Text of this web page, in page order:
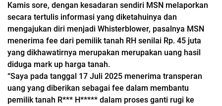
Kamis sore, dengan kesadaran sendiri MSN melaporkan
secara tertulis informasi yang diketahuinya dan
mengajukan diri menjadi Whisterblower, pasalnya MSN
menerima fee dari pemilik tanah RH senilai Rp. 45 juta
yang dikhawatirnya merupakan merupakan uang hasil
diduga mark up harga tanah.
“Saya pada tanggal 17 Juli 2025 menerima transperan
uang yang diberikan sebagai fee dalam membantu
pemilik tanah R*** H***** dalam proses ganti rugi ke